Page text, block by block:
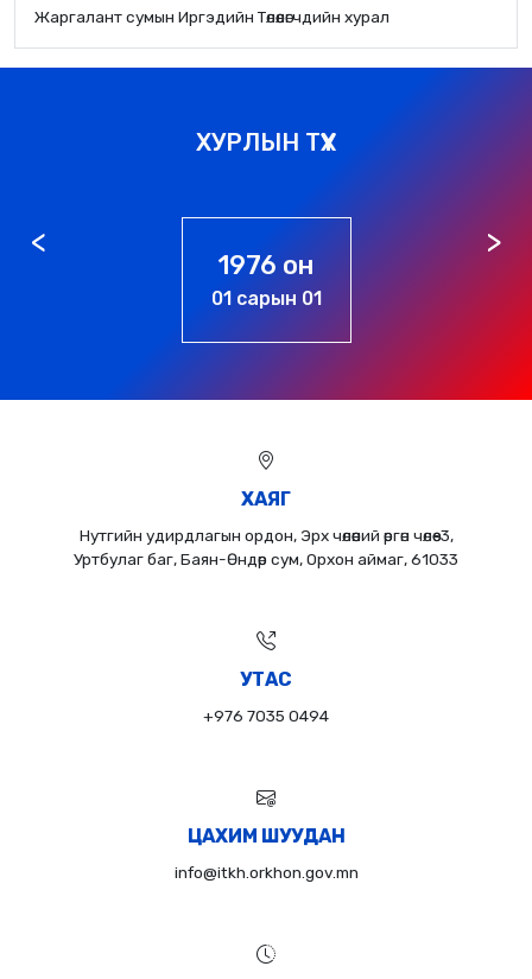
Жаргалант сумын Иргэдийн Төлөөлөгчдийн хурал
ХУРЛЫН ТҮҮХ
1976 он
01 сарын 01
ХАЯГ
Нутгийн удирдлагын ордон, Эрх чөлөөний өргөн чөлөө-3,
Уртбулаг баг, Баян-Өндөр сум, Орхон аймаг, 61033
УТАС
+976 7035 0494
ЦАХИМ ШУУДАН
info@itkh.orkhon.gov.mn